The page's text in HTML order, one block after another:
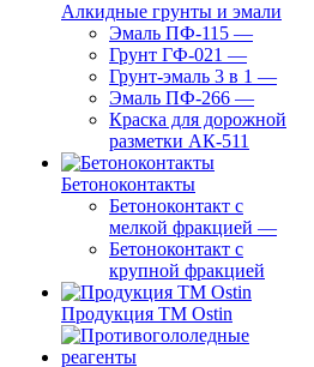
Алкидные грунты и эмали
Эмаль ПФ-115 —
Грунт ГФ-021 —
Грунт-эмаль 3 в 1 —
Эмаль ПФ-266 —
Краска для дорожной
разметки АК-511
Бетоноконтакты
Бетоноконтакт с
мелкой фракцией —
Бетоноконтакт с
крупной фракцией
Продукция ТМ Ostin